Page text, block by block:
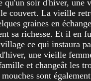
soir d'hiver,
La vieille
graines en
sa richesse. Et il en
ce qui instaura
une vieille
et changeât les
sont